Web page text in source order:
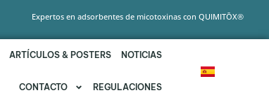
Expertos en adsorbentes de micotoxinas con QUIMITŌX®
ARTÍCULOS & POSTERS NOTICIAS
CONTACTO REGULACIONES